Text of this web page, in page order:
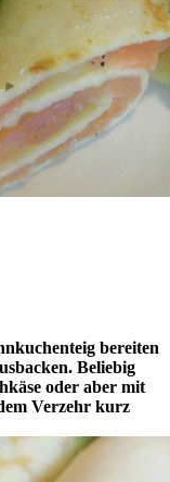
bereiten
Beliebig
oder aber mit
Verzehr kurz